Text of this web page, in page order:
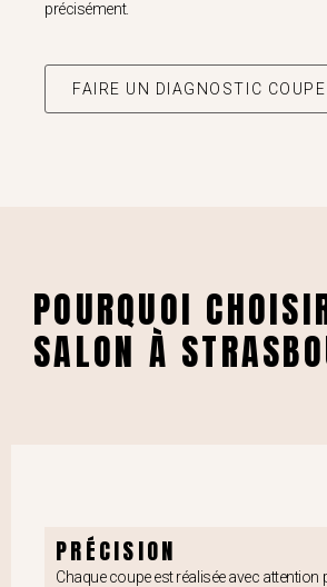
précisément.
FAIRE UN DIAGNOSTIC COUPE
POURQUOI
SALON À
PRÉCISION
Chaque coupe est réalisée avec attention